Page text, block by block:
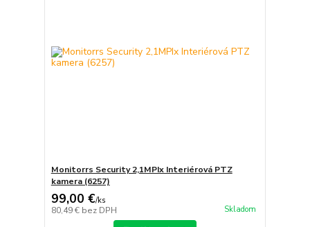
Monitorrs Security 2,1MPIx Interiérová PTZ
kamera (6257)
99,00 €/ks
80,49 € bez DPH Skladom